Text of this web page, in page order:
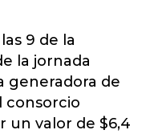
9 de la
la jornada
generadora de
consorcio
un valor de $6,4